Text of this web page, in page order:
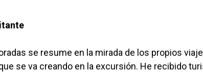
se resume en la mirada de los propios
se va creando en la excursión. He recibido